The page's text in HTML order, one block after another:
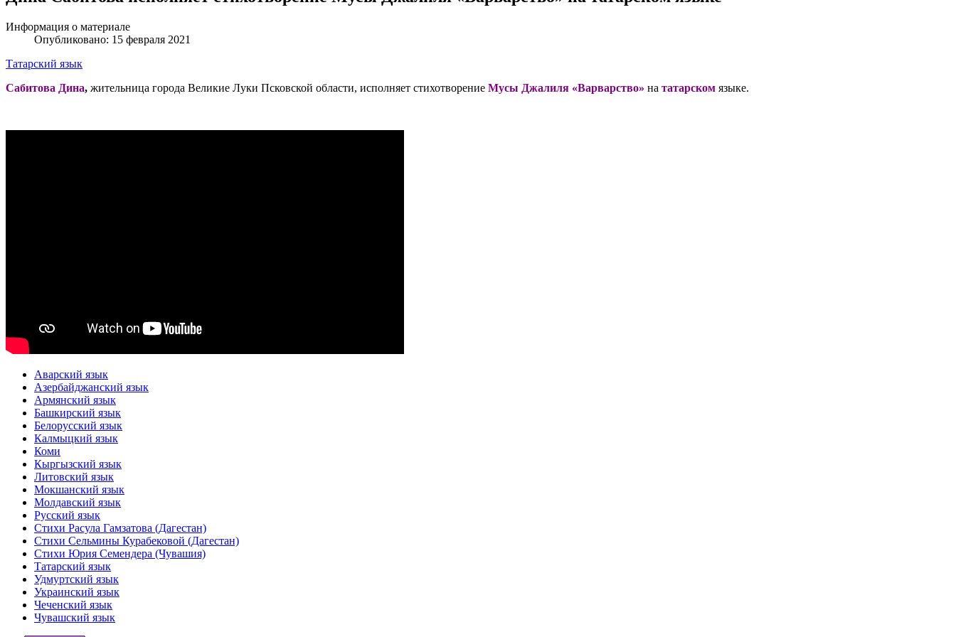
Информация о материале
Опубликовано: 15 февраля 2021
Татарский язык
Сабитова Дина, жительница города Великие Луки Псковской области, исполняет стихотворение Мусы Джалиля «Варварство» на татарском языке.
Аварский язык
Азербайджанский язык
Армянский язык
Башкирский язык
Белорусский язык
Калмыцкий язык
Коми
Кыргызский язык
Литовский язык
Мокшанский язык
Молдавский язык
Русский язык
Стихи Расула Гамзатова (Дагестан)
Стихи Сельмины Курабековой (Дагестан)
Стихи Юрия Семендера (Чувашия)
Татарский язык
Удмуртский язык
Украинский язык
Чеченский язык
Чувашский язык